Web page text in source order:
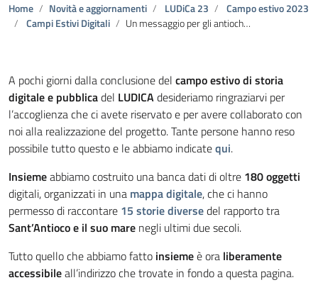
Home Novità e aggiornamenti LUDiCa 23
Campo estivo 2023
Campi Estivi Digitali
Un messaggio per gli antiochensi
A pochi giorni dalla conclusione del campo estivo di storia
digitale e pubblicadel LUDICAdesideriamo ringraziarvi per
l’accoglienza che ci avete riservato e per avere collaborato con
noi alla realizzazione del progetto. Tante persone hanno reso
possibile tutto questo e le abbiamo indicatequi.
Insiemeabbiamo costruito una banca dati di oltre 180 oggetti
digitali, organizzati in una mappa digitale, che ci hanno
permesso di raccontare 15 storie diversedel rapporto tra
Sant’Antioco e il suo mare negli ultimi due secoli.
Tutto quello che abbiamo fatto insiemeè ora liberamente
accessibileall’indirizzo che trovate in fondo a questa pagina.